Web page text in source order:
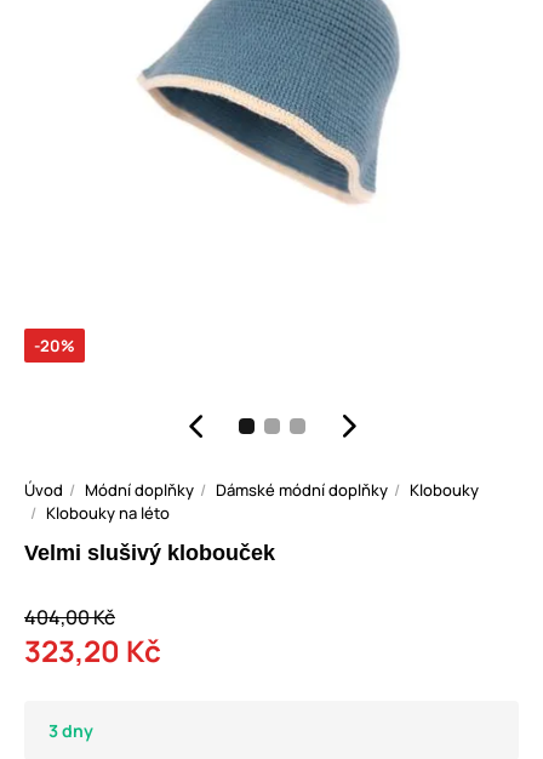
-20%
Úvod Módní doplňky Dámské módní doplňky
Klobouky
Klobouky na léto
Velmi slušivý klobouček
404,00 Kč
323,20 Kč
3 dny